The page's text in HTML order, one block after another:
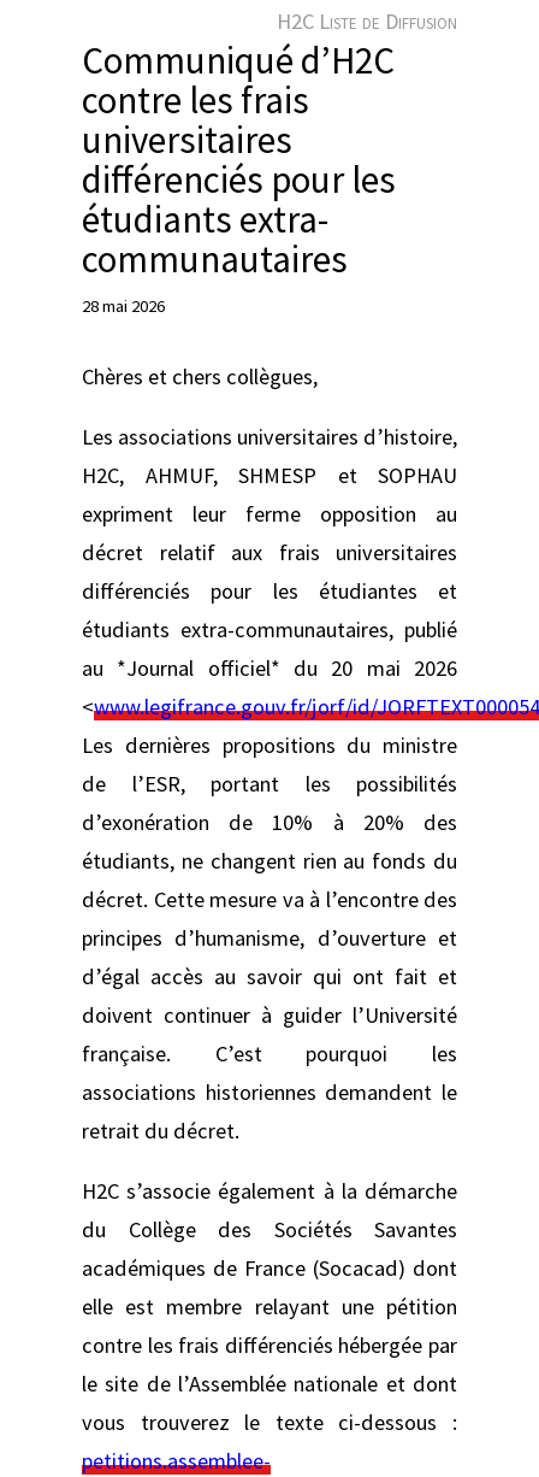
H2C Liste de Diffusion
Communiqué d’H2C
contre les frais
universitaires
différenciés pour les
étudiants extra-
communautaires
28 mai 2026
Chères et chers collègues,
Les associations universitaires d’histoire,
H2C, AHMUF, SHMESP et SOPHAU
expriment leur ferme opposition au
décret relatif aux frais universitaires
différenciés pour les étudiantes et
étudiants extra-communautaires, publié
au *Journal officiel* du 20 mai 2026
<www.legifrance.gouv.fr/jorf/id/
Les dernières propositions du ministre
de l’ESR, portant les possibilités
d’exonération de 10% à 20% des
étudiants, ne changent rien au fonds du
décret. Cette mesure va à l’encontre des
principes d’humanisme, d’ouverture et
d’égal accès au savoir qui ont fait et
doivent continuer à guider l’Université
française. C’est pourquoi les
associations historiennes demandent le
retrait du décret.
H2C s’associe également à la démarche
du Collège des Sociétés Savantes
académiques de France (Socacad) dont
elle est membre relayant une pétition
contre les frais différenciés hébergée par
le site de l’Assemblée nationale et dont
vous trouverez le texte ci-dessous :
petitions.assemblee-